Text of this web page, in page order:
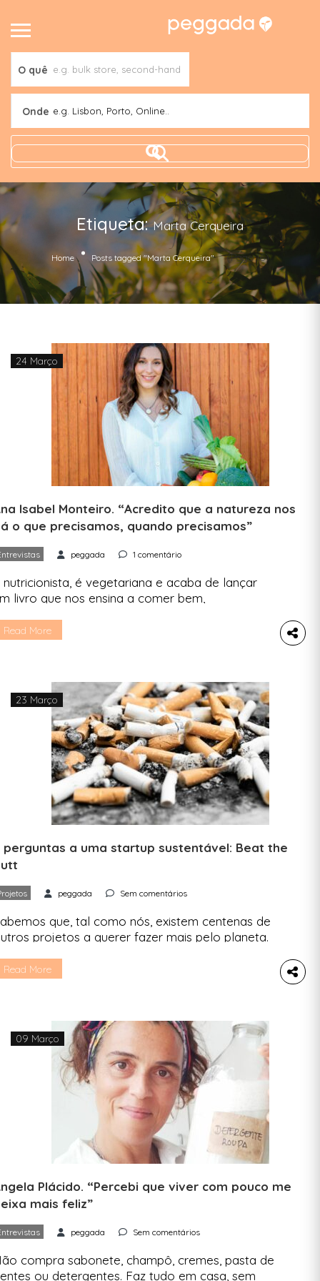
O quê
Onde e.g. Lisbon, Porto, Online..
Etiqueta:Marta Cerqueira
Home Posts tagged "Marta Cerqueira" (Page 16)
24 Março
Isabel Monteiro. “Acredito que a natureza nos
o que precisamos, quando precisamos”
peggada 1 comentário
nutricionista, é vegetariana e acaba de lançar
livro que nos ensina a comer bem,
o importante. Vê aqui a nossa
moralismos em […]
Read More
23 Março
perguntas a uma startup sustentável: Beat the
peggada Sem comentários
que, tal como nós, existem centenas de
projetos a querer fazer mais pelo planeta.
move e o que podemos deles esperar. Uma
Read More
09 Março
Plácido. “Percebi que viver com pouco me
mais feliz”
peggada Sem comentários
compra sabonete, champô, cremes, pasta de
ou detergentes. Faz tudo em casa, sem